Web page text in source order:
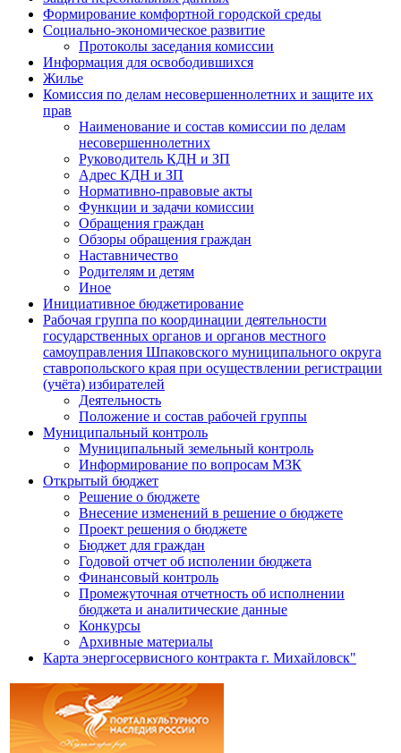
Формирование комфортной городской среды
Социально-экономическое развитие
Протоколы заседания комиссии
Информация для освободившихся
Жилье
Комиссия по делам несовершеннолетних и защите их
прав
Наименование и состав комиссии по делам
несовершеннолетних
Руководитель КДН и ЗП
Адрес КДН и ЗП
Нормативно-правовые акты
Функции и задачи комиссии
Обращения граждан
Обзоры обращения граждан
Наставничество
Родителям и детям
Иное
Инициативное бюджетирование
Рабочая группа по координации деятельности
государственных органов и органов местного
самоуправления Шпаковского муниципального округа
ставропольского края при осуществлении регистрации
(учёта) избирателей
Деятельность
Положение и состав рабочей группы
Муниципальный контроль
Муниципальный земельный контроль
Информирование по вопросам МЗК
Открытый бюджет
Решение о бюджете
Внесение изменений в решение о бюджете
Проект решения о бюджете
Бюджет для граждан
Годовой отчет об исполении бюджета
Финансовый контроль
Промежуточная отчетность об исполнении
бюджета и аналитические данные
Конкурсы
Архивные материалы
Карта энергосервисного контракта г. Михайловск"